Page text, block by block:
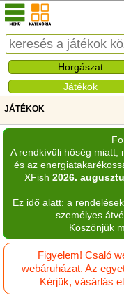
Horgászat
Játékok
A rendkívüli hőség miatt,
és az
XFish 2026.
Ez idő alatt: a
személyes
Köszönjük
Figyelem! Csaló
webáruházat. Az
Kérjük, vásárlás